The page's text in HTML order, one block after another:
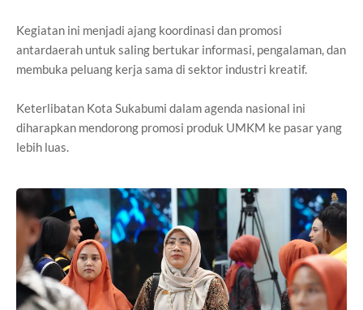
Kegiatan ini menjadi ajang koordinasi dan promosi
antardaerah untuk saling bertukar informasi, pengalaman, dan
membuka peluang kerja sama di sektor industri kreatif.
Keterlibatan Kota Sukabumi dalam agenda nasional ini
diharapkan mendorong promosi produk UMKM ke pasar yang
lebih luas.